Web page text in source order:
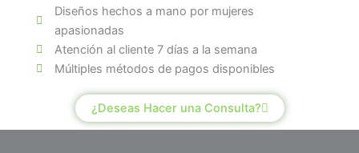
Diseños hechos a mano por mujeres
apasionadas
Atención al cliente 7 días a la semana
Múltiples métodos de pagos disponibles
¿Deseas Hacer una Consulta?